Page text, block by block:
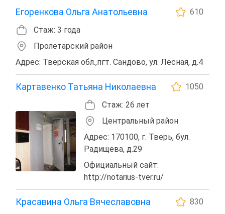
Егоренкова Ольга Анатольевна
610
Стаж: 3 года
Пролетарский район
Адрес: Тверская обл.,пгт. Сандово, ул. Лесная, д.4
Картавенко Татьяна Николаевна
1050
Стаж: 26 лет
Центральный район
Адрес: 170100, г. Тверь, бул.
Радищева, д.29
Официальный сайт:
http://notarius-tver.ru/
Красавина Ольга Вячеславовна
830